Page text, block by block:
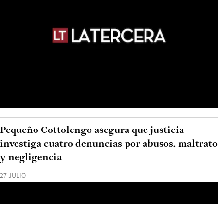
27 JULIO
Pequeño Cottolengo asegura que justicia
investiga cuatro denuncias por abusos, maltrato
y negligencia